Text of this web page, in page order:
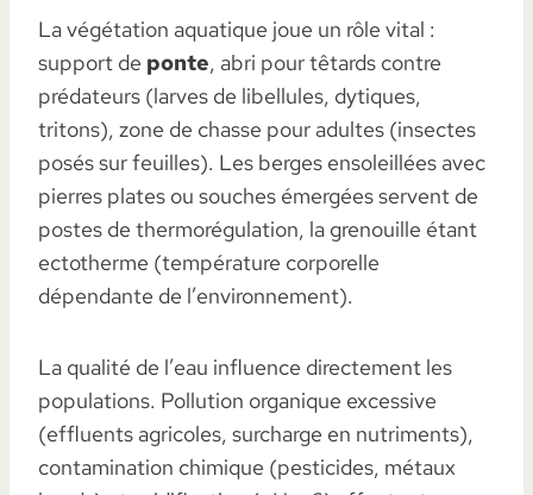
La végétation aquatique joue un rôle vital :
support de ponte, abri pour têtards contre
prédateurs (larves de libellules, dytiques,
tritons), zone de chasse pour adultes (insectes
posés sur feuilles). Les berges ensoleillées avec
pierres plates ou souches émergées servent de
postes de thermorégulation, la grenouille étant
ectotherme (température corporelle
dépendante de l’environnement).
La qualité de l’eau influence directement les
populations. Pollution organique excessive
(effluents agricoles, surcharge en nutriments),
contamination chimique (pesticides, métaux